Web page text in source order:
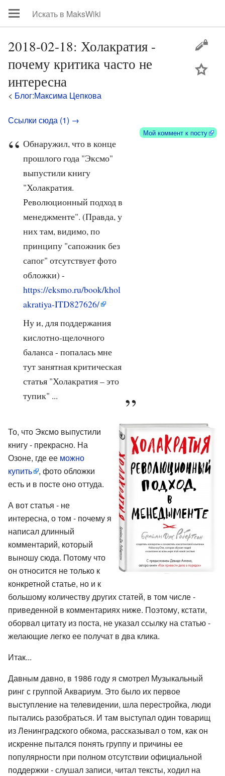
2018-02-18: Холакратия -
почему критика часто не
интересна
< Блог:Максима Цепкова
Ссылки сюда (1) →
Мой коммент к посту
Обнаружил, что в конце
прошлого года "Эксмо"
выпустили книгу
"Холакратия.
Революционный подход в
менеджменте". (Правда, у
них там, видимо, по
принципу "сапожник без
сапог" отсутствует фото
обложки) -
https://eksmo.ru/book/khol
akratiya-ITD827626/
Ну и, для поддержания
кислотно-щелочного
баланса - попалась мне
тут занятная критическая
статья "Холакратия – это
тупик" ...
То, что Эксмо выпустили
книгу - прекрасно. На
Озоне, где ее можно
купить
, фото обложки
есть и в посте оно оттуда.
А вот статья - не
интересна, о том - почему я
написал длинный
комментарий, который
выношу сюда. Потому что
он относится не только к
конкретной статье, но и к
большому количеству других статей, в том числе -
приведенной в комментариях ниже. Поэтому, кстати,
оборвал цитату из поста, не указал ссылку на статью -
желающие легко ее получат в два клика.
Итак...
Давным давно, в 1986 году я смотрел Музыкальный
ринг с группой Аквариум. Это было их первое
выступление на телевидении, шла перестройка, люди
пытались разобраться. И там выступал один товарищ
из Ленинградского обкома, рассказывал о том, как он
искренне пытался понять группу и причины ее
популярности при полном отсутствии официальной
поддержки - слушал записи, читал тексты, ходил на